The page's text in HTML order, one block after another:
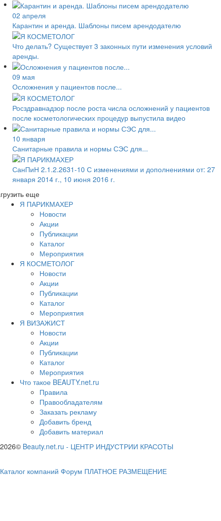
02 апреля
Карантин и аренда. Шаблоны писем арендодателю
Что делать? Существует 3 законных пути изменения условий
аренды.
09 мая
Осложнения у пациентов после...
Росздравнадзор после роста числа осложнений у пациентов
после косметологических процедур выпустила видео
10 января
Санитарные правила и нормы СЭС для...
СанПиН 2.1.2.2631-10 С изменениями и дополнениями от: 27
января 2014 г., 10 июня 2016 г.
еще
Я ПАРИКМАХЕР
Новости
Акции
Публикации
Каталог
Мероприятия
Я КОСМЕТОЛОГ
Новости
Акции
Публикации
Каталог
Мероприятия
Я ВИЗАЖИСТ
Новости
Акции
Публикации
Каталог
Мероприятия
Что такое BEAUTY.net.ru
Правила
Правообладателям
Заказать рекламу
Добавить бренд
Добавить материал
2026© Beauty.net.ru - ЦЕНТР ИНДУСТРИИ КРАСОТЫ
Каталог компаний Форум ПЛАТНОЕ РАЗМЕЩЕНИЕ